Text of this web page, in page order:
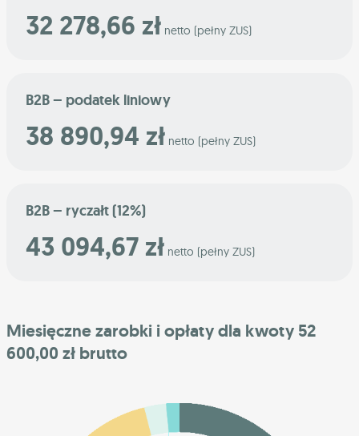
32 278,66 zł netto (pełny ZUS)
B2B – podatek liniowy
38 890,94 zł netto (pełny ZUS)
B2B – ryczałt (12%)
43 094,67 zł netto (pełny ZUS)
Miesięczne zarobki i opłaty dla kwoty 52
600,00 zł brutto